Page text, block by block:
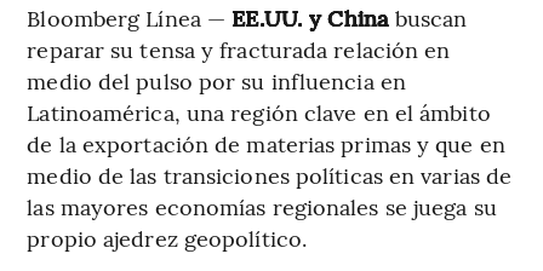
Bloomberg Línea — EE.UU. y Chinabuscan
reparar su tensa y fracturada relación en
medio del pulso por su influencia en
Latinoamérica, una región clave en el ámbito
de la exportación de materias primas y que en
medio de las transiciones políticas en varias de
las mayores economías regionales se juega su
propio ajedrez geopolítico.